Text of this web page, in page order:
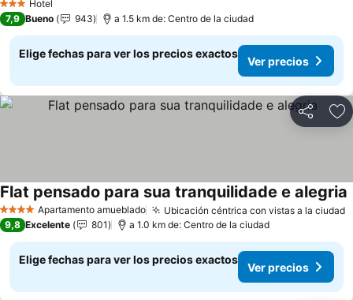
3 Estrellas
Hotel
7,9 Bueno 943 a 1.5 km de: Centro de la ciudad
Elige fechas para ver los precios exactos
Ver precios
Compartir
4 EstrellasApartamento amueblado Ubicación céntrica con vistas a la ciudad
Flat pensado para sua tranquilidade e alegria
9,8 Excelente 801 a 1.0 km de: Centro de la ciudad
Elige fechas para ver los precios exactos
Ver precios